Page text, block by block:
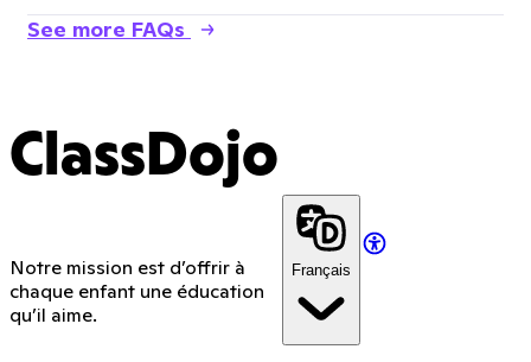
See more FAQs
ClassDojo
Notre mission est d’offrir à
chaque enfant une éducation
qu’il aime.
Français